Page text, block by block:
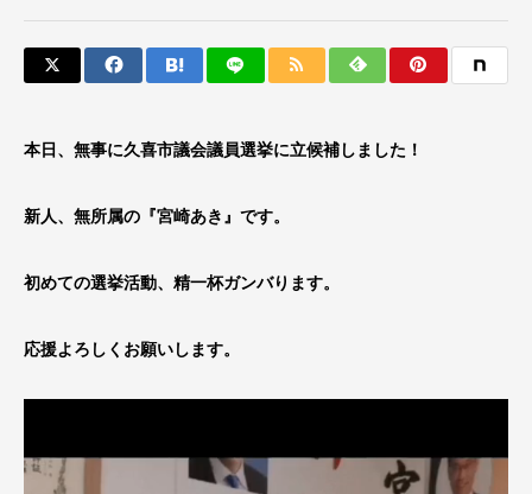
本日、無事に久喜市議会議員選挙に立候補しました！
新人、無所属の『宮崎あき』です。
初めての選挙活動、精一杯ガンバります。
応援よろしくお願いします。
動
レ
ー